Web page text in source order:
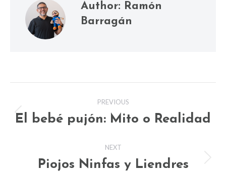
Author: Ramón
Barragán
navigation
PREVIOUS
Previous
El bebé pujón: Mito o Realidad
NEXT
Next
Piojos Ninfas y Liendres